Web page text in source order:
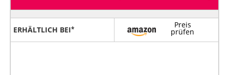
ERHÄLTLICH BEI
Preis
prüfen